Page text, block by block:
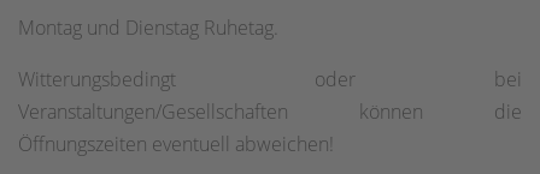
Montag und Dienstag Ruhetag.
Witterungsbedingt oder bei
Veranstaltungen/Gesellschaften können die
Öffnungszeiten eventuell abweichen!